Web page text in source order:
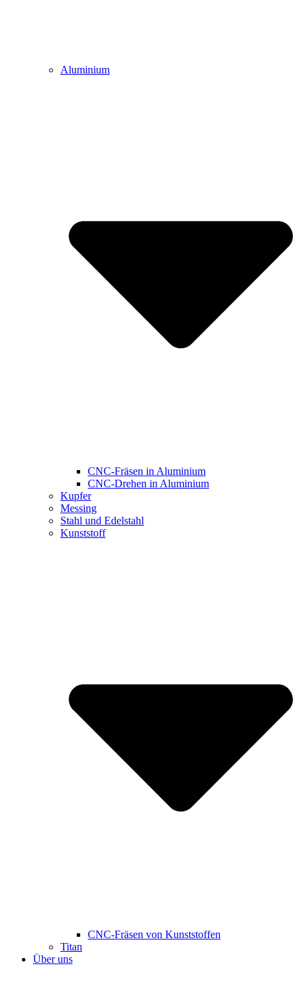
Aluminium
CNC-Fräsen in Aluminium
CNC-Drehen in Aluminium
Kupfer
Messing
Stahl und Edelstahl
Kunststoff
CNC-Fräsen von Kunststoffen
Titan
Über uns